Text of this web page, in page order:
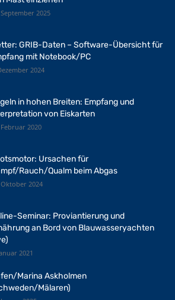
September 2025
GRIB-Daten – Software-Übersicht für
mit Notebook/PC
2024
in hohen Breiten: Empfang und
von Eiskarten
2020
Ursachen für
Rauch/Qualm beim Abgas
2024
Seminar: Proviantierung und
an Bord von Blauwasseryachten
2021
Marina Askholmen
Mälaren)